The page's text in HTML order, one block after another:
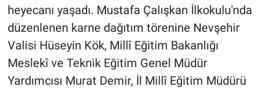
heyecanı yaşadı. Mustafa Çalışkan İlkokulu'nda
düzenlenen karne dağıtım törenine Nevşehir
Valisi Hüseyin Kök, Millî Eğitim Bakanlığı
Meslekî ve Teknik Eğitim Genel Müdür
Yardımcısı Murat Demir, İl Millî Eğitim Müdürü
Niğde
Aksaray
Kırşehir